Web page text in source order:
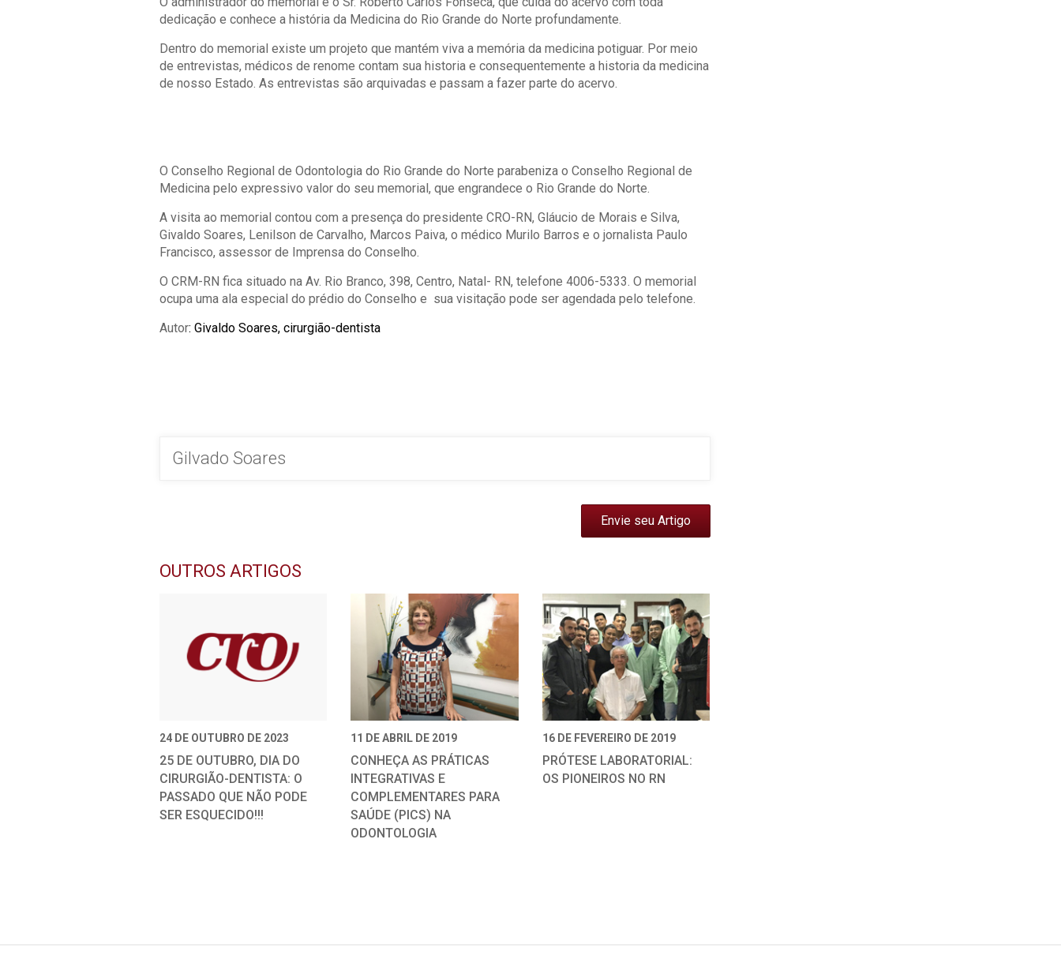
dedicação e conhece a história da Medicina do Rio Grande do Norte profundamente.
Dentro do memorial existe um projeto que mantém viva a memória da medicina potiguar. Por meio
de entrevistas, médicos de renome contam sua historia e consequentemente a historia da medicina
de nosso Estado. As entrevistas são arquivadas e passam a fazer parte do acervo.
O Conselho Regional de Odontologia do Rio Grande do Norte parabeniza o Conselho Regional de
Medicina pelo expressivo valor do seu memorial, que engrandece o Rio Grande do Norte.
A visita ao memorial contou com a presença do presidente CRO-RN, Gláucio de Morais e Silva,
Givaldo Soares, Lenilson de Carvalho, Marcos Paiva, o médico Murilo Barros e o jornalista Paulo
Francisco, assessor de Imprensa do Conselho.
O CRM-RN fica situado na Av. Rio Branco, 398, Centro, Natal- RN, telefone 4006-5333. O memorial
ocupa uma ala especial do prédio do Conselho e sua visitação pode ser agendada pelo telefone.
Autor: Givaldo Soares, cirurgião-dentista
Gilvado Soares
Envie seu Artigo
OUTROS ARTIGOS
24 DE OUTUBRO DE 2023
25 DE OUTUBRO, DIA DO
CIRURGIÃO-DENTISTA: O
PASSADO QUE NÃO PODE
SER ESQUECIDO!!!
11 DE ABRIL DE 2019
CONHEÇA AS PRÁTICAS
INTEGRATIVAS E
COMPLEMENTARES PARA
SAÚDE (PICS) NA
ODONTOLOGIA
16 DE FEVEREIRO DE 2019
PRÓTESE LABORATORIAL:
OS PIONEIROS NO RN